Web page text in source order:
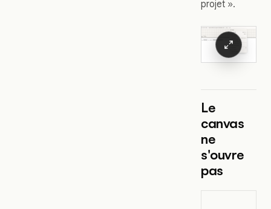
projet ».
Le
canvas
ne
s'ouvre
pas